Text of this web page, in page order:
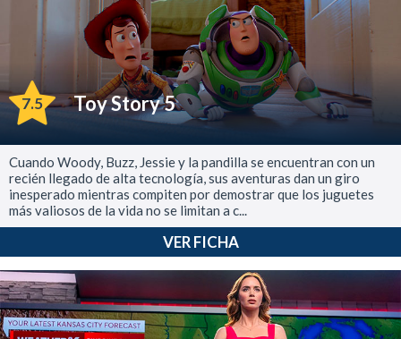
7.5 Toy Story 5
Cuando Woody, Buzz, Jessie y la pandilla se encuentran con un
recién llegado de alta tecnología, sus aventuras dan un giro
inesperado mientras compiten por demostrar que los juguetes
más valiosos de la vida no se limitan a c...
VER FICHA